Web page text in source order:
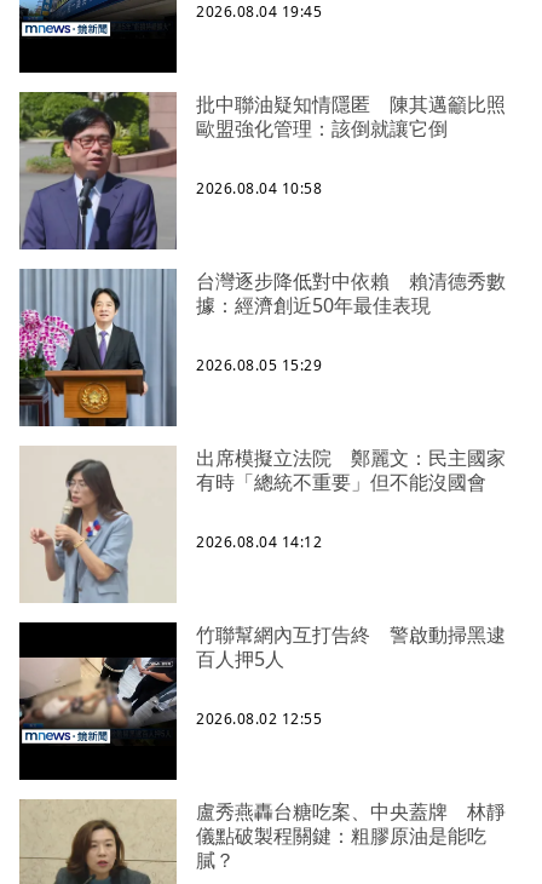
2026.08.04 19:45
批中聯油疑知情隱匿 陳其邁籲比照
歐盟強化管理：該倒就讓它倒
2026.08.04 10:58
台灣逐步降低對中依賴 賴清德秀數
據：經濟創近50年最佳表現
2026.08.05 15:29
出席模擬立法院 鄭麗文：民主國家
有時「總統不重要」但不能沒國會
2026.08.04 14:12
竹聯幫網內互打告終 警啟動掃黑逮
百人押5人
2026.08.02 12:55
盧秀燕轟台糖吃案、中央蓋牌 林靜
儀點破製程關鍵：粗膠原油是能吃
膩？